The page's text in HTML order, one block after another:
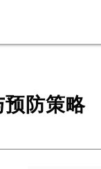
预防策略